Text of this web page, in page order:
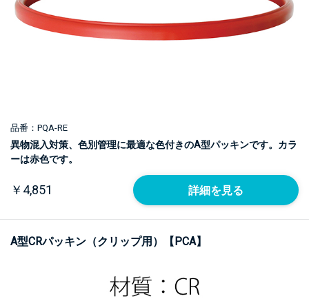
品番：PQA-RE
異物混入対策、色別管理に最適な色付きのA型パッキンです。カラ
ーは赤色です。
￥4,851 詳細を見る
A型CRパッキン（クリップ用）【PCA】